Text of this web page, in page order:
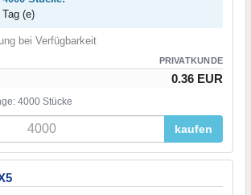
(e)
bei Verfügbarkeit
PRIVATKUNDE
0.36 EUR
4000 Stücke
kaufen